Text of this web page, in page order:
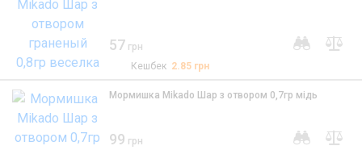
57 грн
Кешбек 2.85 грн
Мормишка Mikado Шар з отвором 0,7гр мідь
99 грн